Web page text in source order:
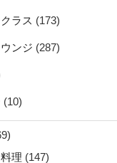
ラス (173)
ンジ (287)
(10)
理 (147)